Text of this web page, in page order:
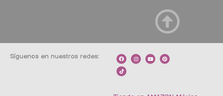
Síguenos en nuestras redes:
F
a
c
e
b
I
n
s
Y
o
u
P
i
n
T
i
k
t
o